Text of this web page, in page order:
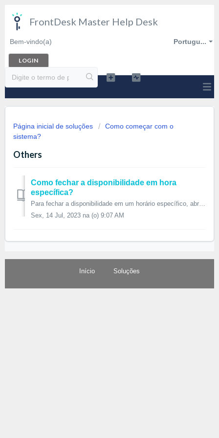
FrontDesk Master Help Desk
Portugu...
Bem-vindo(a)
LOGIN
Página inicial de soluções
Como começar com o
sistema?
Others
Como fechar a disponibilidade em hora
específica?
Para fechar a disponibilidade em um horário específico, abra Configurações/Configurações da properiedade/Preferências e escolha um horário na linha Fechar d...
Sex, 14 Jul, 2023 na (o) 9:07 AM
Início Soluções